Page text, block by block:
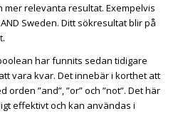
mer relevanta resultat. Exempelvis
Sweden. Ditt sökresultat blir på
har funnits sedan tidigare
vara kvar. Det innebär i korthet att
”and”, ”or” och ”not”. Det här
effektivt och kan användas i